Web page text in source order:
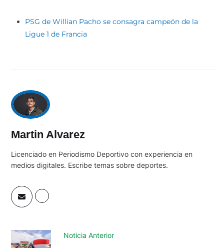
PSG de Willian Pacho se consagra campeón de la
Ligue 1 de Francia
Martin Alvarez
Licenciado en Periodismo Deportivo con experiencia en
medios digitales. Escribe temas sobre deportes.
Noticia Anterior